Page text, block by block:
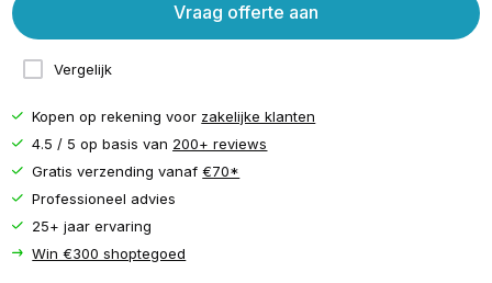
Vergelijk
Vraag offerte aan
Kopen op rekening voor zakelijke klanten
4.5 / 5 op basis van 200+ reviews
Gratis verzending vanaf€70*
Professioneel advies
25+ jaar ervaring
Win €300 shoptegoed